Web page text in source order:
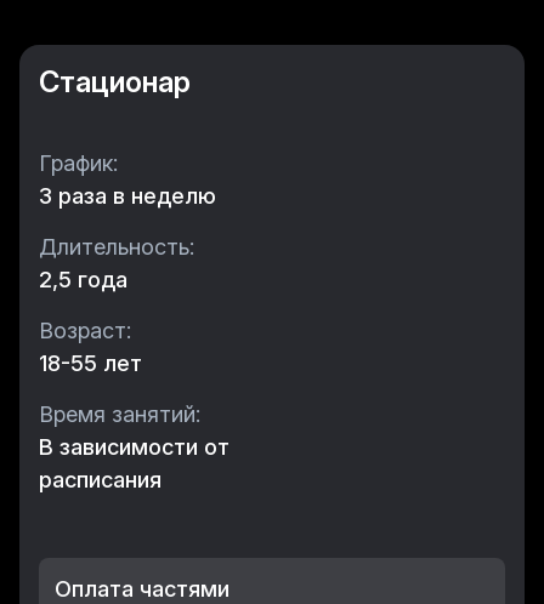
Стационар
График:
3 раза в неделю
Длительность:
2,5 года
Возраст:
18-55 лет
Время занятий:
В зависимости от
расписания
Оплата частями